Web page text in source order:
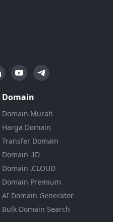
Domain
Domain Murah
Harga Domain
Transfer Domain
Domain .ID
Domain .CLOUD
Domain Premium
AI Domain Generator
Bulk Domain Search